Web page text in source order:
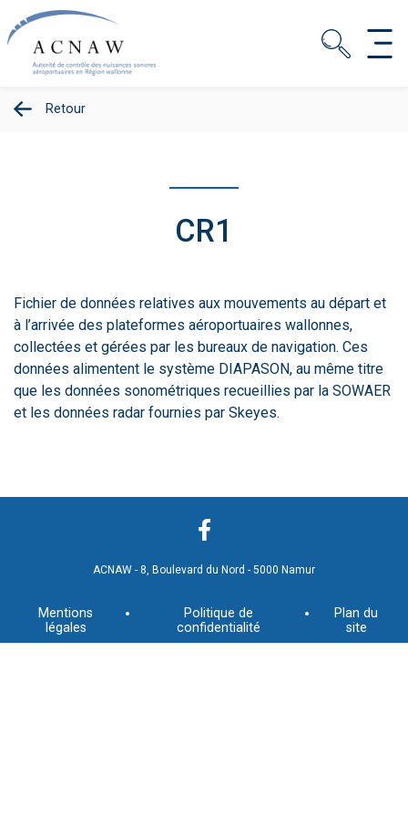
Retour
CR1
Fichier de données relatives aux mouvements au départ et
à l’arrivée des plateformes aéroportuaires wallonnes,
collectées et gérées par les bureaux de navigation. Ces
données alimentent le système DIAPASON, au même titre
que les données sonométriques recueillies par la SOWAER
et les données radar fournies par Skeyes.
ACNAW - 8, Boulevard du Nord - 5000 Namur
Mentions
légales
Politique de
confidentialité
Plan du
site